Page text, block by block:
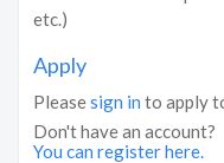
etc.)
Apply
Pleasesign in to apply
Don't have an account?
You can register here.